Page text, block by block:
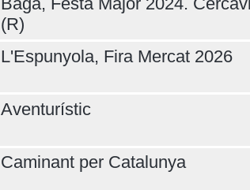
(R)
L'Espunyola, Fira Mercat 2026
Aventurístic
Caminant per Catalunya